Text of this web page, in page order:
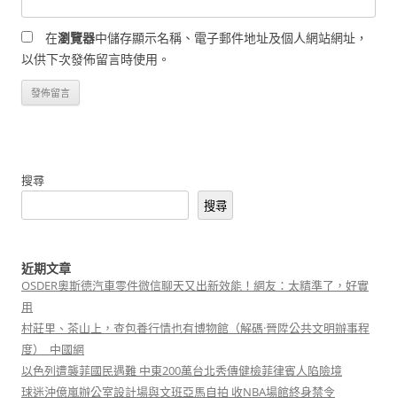
在瀏覽器中儲存顯示名稱、電子郵件地址及個人網站網址，
以供下次發佈留言時使用。
搜尋
搜尋
近期文章
OSDER奧斯德汽車零件微信聊天又出新效能！網友：太精準了，好實
用
村莊里、茶山上，查包養行情也有博物館（解碼·晉陞公共文明辦事程
度）_中國網
以色列遭襲菲國民遇難 中東200萬台北秀傳健檢菲律賓人陷險境
球迷沖億嵐辦公室設計場與文班亞馬自拍 收NBA場館終身禁令